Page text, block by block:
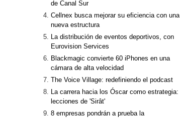
de Canal Sur
Cellnex busca mejorar su eficiencia con una
nueva estructura
La distribución de eventos deportivos, con
Eurovision Services
Blackmagic convierte 60 iPhones en una
cámara de alta velocidad
The Voice Village: redefiniendo el podcast
La carrera hacia los Óscar como estrategia:
lecciones de 'Sirât'
8 empresas pondrán a prueba la